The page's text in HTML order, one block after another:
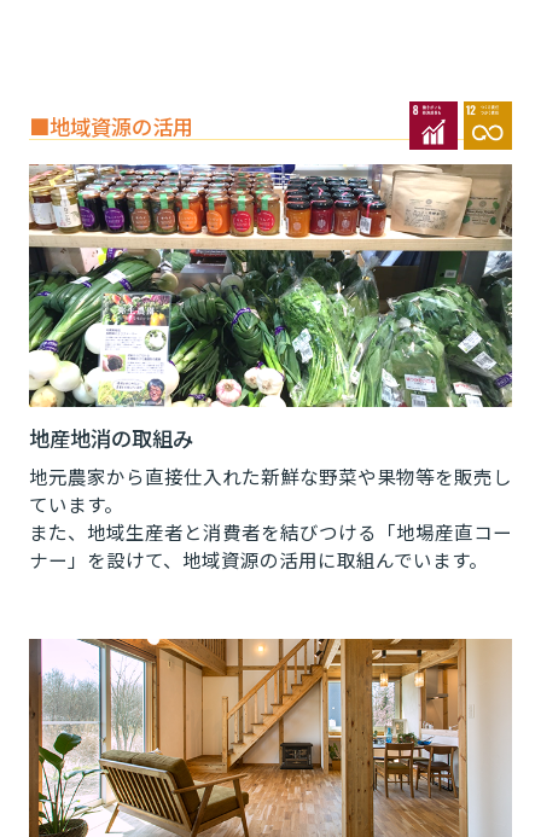
■地域資源の活用
地産地消の取組み
地元農家から直接仕入れた新鮮な野菜や果物等を販売し
ています。
また、地域生産者と消費者を結びつける「地場産直コー
ナー」を設けて、地域資源の活用に取組んでいます。